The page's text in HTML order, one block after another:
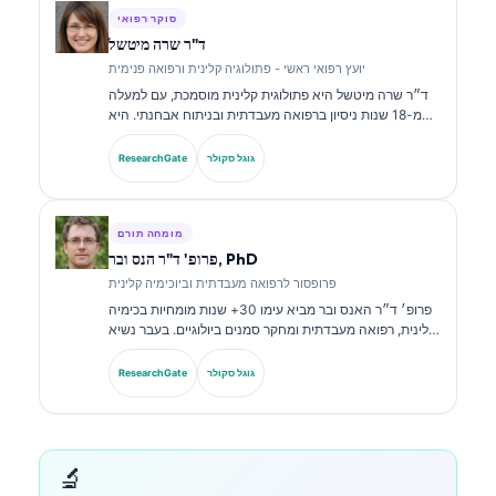
סוקר רפואי
ד"ר שרה מיטשל
יועץ רפואי ראשי - פתולוגיה קלינית ורפואה פנימית
ד״ר שרה מיטשל היא פתולוגית קלינית מוסמכת, עם למעלה
מ-18 שנות ניסיון ברפואה מעבדתית ובניתוח אבחנתי. היא
מחזיקה בהסמכות התמחות בכימיה קלינית, ופרסמה רבות על
לוחות סמנים ביולוגיים וניתוח מעבדתי במסגרת פרקטיקה
ResearchGate גוגל סקולר
מומחה תורם
פרופ' ד"ר הנס ובר, PhD
פרופסור לרפואה מעבדתית וביוכימיה קלינית
פרופ׳ ד״ר האנס ובר מביא עימו 30+ שנות מומחיות בכימיה
קלינית, רפואה מעבדתית ומחקר סמנים ביולוגיים. בעבר נשיא
האגודה הגרמנית לכימיה קלינית, הוא מתמחה בניתוח לוחות
אבחנתיים, בסטנדרטיזציה של סמנים ביולוגיים וברפואה
ResearchGate גוגל סקולר
🔬